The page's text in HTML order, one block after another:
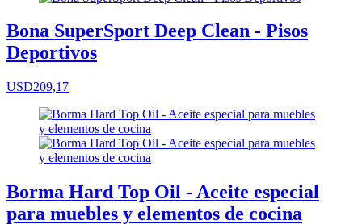
Bona SuperSport Deep Clean - Pisos
Deportivos
USD209,17
Borma Hard Top Oil - Aceite especial
para muebles y elementos de cocina